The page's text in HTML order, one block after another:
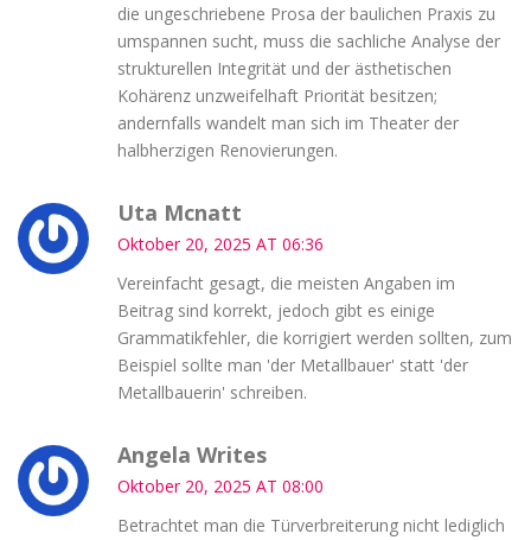
die ungeschriebene Prosa der baulichen Praxis zu
umspannen sucht, muss die sachliche Analyse der
strukturellen Integrität und der ästhetischen
Kohärenz unzweifelhaft Priorität besitzen;
andernfalls wandelt man sich im Theater der
halbherzigen Renovierungen.
Uta Mcnatt
Oktober 20, 2025 AT 06:36
Vereinfacht gesagt, die meisten Angaben im
Beitrag sind korrekt, jedoch gibt es einige
Grammatikfehler, die korrigiert werden sollten, zum
Beispiel sollte man 'der Metallbauer' statt 'der
Metallbauerin' schreiben.
Angela Writes
Oktober 20, 2025 AT 08:00
Betrachtet man die Türverbreiterung nicht lediglich